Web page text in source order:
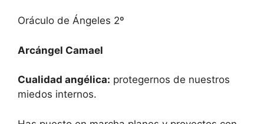
Oráculo de Ángeles 2º
Arcángel Camael
Cualidad angélica: protegernos de nuestros
miedos internos.